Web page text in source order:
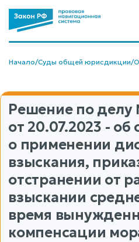
Начало/Суды общей юрисдикции/
Решение по делу
от 20.07.2023 - об
о применении
взыскания,
отстранении от
взыскании
время
компенсации